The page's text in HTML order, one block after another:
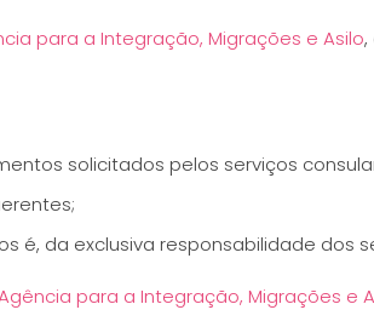
para a Integração, Migrações e Asilo,
solicitados pelos serviços
é, da exclusiva responsabilidade dos
para a Integração, Migrações e